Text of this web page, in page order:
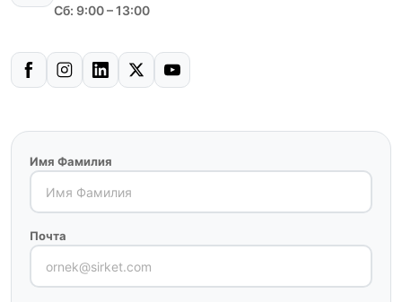
Сб: 9:00 – 13:00
Имя Фамилия
Почта